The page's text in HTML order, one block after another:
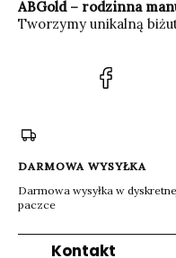
ABGold – rodzinna
Tworzymy unikalną
DARMOWA WYSYŁKA
Darmowa wysyłka w
paczce
Kontakt